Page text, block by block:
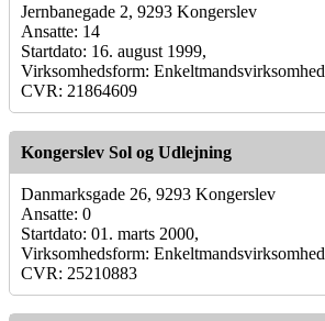
Jernbanegade 2, 9293 Kongerslev
Ansatte: 14
Startdato: 16. august 1999,
Virksomhedsform: Enkeltmandsvirksomhed
CVR: 21864609
Kongerslev Sol og Udlejning
Danmarksgade 26, 9293 Kongerslev
Ansatte: 0
Startdato: 01. marts 2000,
Virksomhedsform: Enkeltmandsvirksomhed
CVR: 25210883